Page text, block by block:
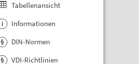
Tabellenansicht
i Informationen
§ DIN-Normen
§ VDI-Richtlinien